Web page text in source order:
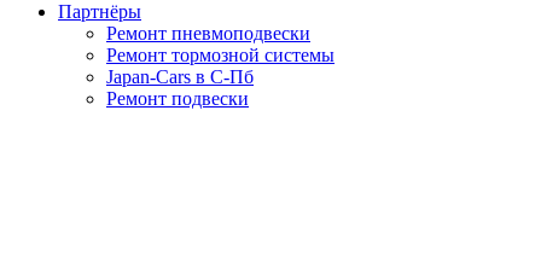
Партнёры
Ремонт пневмоподвески
Ремонт тормозной системы
Japan-Cars в С-Пб
Ремонт подвески